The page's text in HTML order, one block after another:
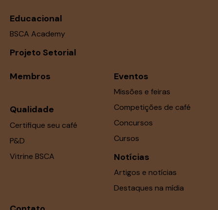
Educacional
BSCA Academy
Projeto Setorial
Membros
Qualidade
Certifique seu café
P&D
Vitrine BSCA
Eventos
Missões e feiras
Competições de café
Concursos
Cursos
Notícias
Artigos e notícias
Destaques na mídia